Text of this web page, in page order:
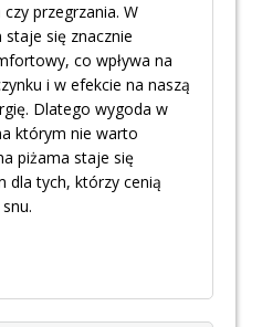
przegrzania. W
się znacznie
co wpływa na
i w efekcie na naszą
Dlatego wygoda w
którym nie warto
piżama staje się
dla tych, którzy cenią